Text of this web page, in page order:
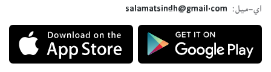
اي-ميل:
salamatsindh@gmail.com